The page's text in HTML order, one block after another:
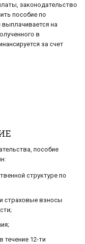
законодательство
пособие по
на
в
за счет
пособие
структуре по
страховые взносы
12-ти